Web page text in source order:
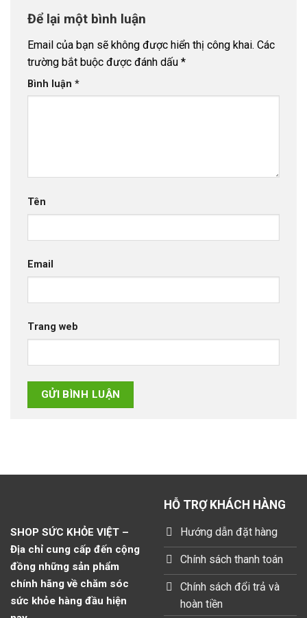
Để lại một bình luận
Email của bạn sẽ không được hiển thị công khai. Các
trường bắt buộc được đánh dấu *
Bình luận *
Tên
Email
Trang web
SHOP SỨC KHỎE VIỆT –
Địa chỉ cung cấp đến cộng
đồng những sản phẩm
chính hãng về chăm sóc
sức khỏe hàng đầu hiện
HỖ TRỢ KHÁCH HÀNG
Hướng dẫn đặt hàng
Chính sách thanh toán
Chính sách đổi trả và
hoàn tiền